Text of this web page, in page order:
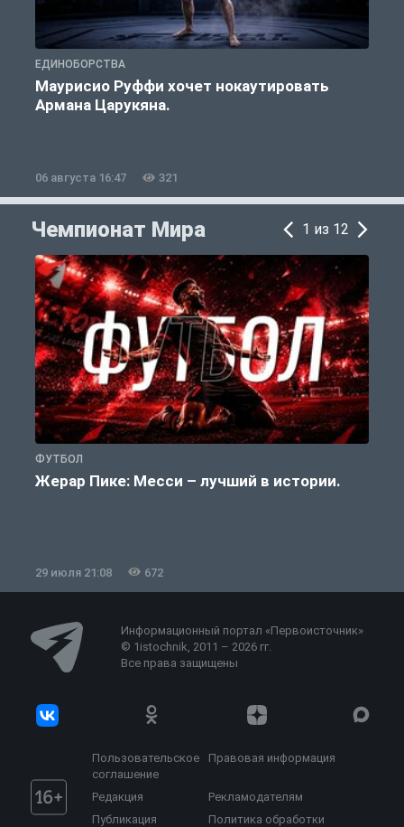
ЕДИНОБОРСТВА
Маурисио Руффи хочет нокаутировать
Армана Царукяна.
06 августа 16:47 321
Чемпионат Мира 1 из 12
ФУТБОЛ
Жерар Пике: Месси – лучший в истории.
29 июля 21:08 672
Информационный портал «Первоисточник»
© 1istochnik, 2011 – 2026 гг.
Все права защищены
Пользовательское
соглашение
Правовая информация
Редакция
Рекламодателям
Публикация
Политика обработки